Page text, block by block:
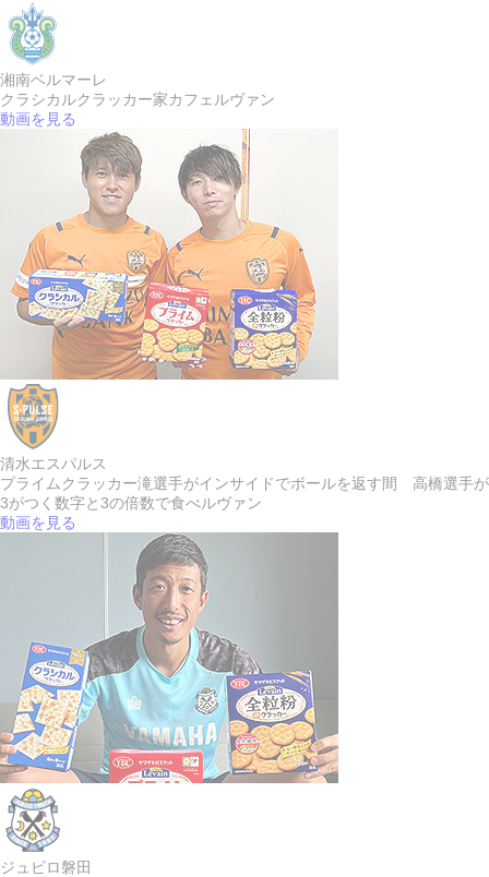
湘南ベルマーレ
クラシカルクラッカー家カフェルヴァン
動画を見る
清水エスパルス
プライムクラッカー滝選手がインサイドでボールを返す間 高橋選手が
3がつく数字と3の倍数で食べルヴァン
動画を見る
ジュビロ磐田